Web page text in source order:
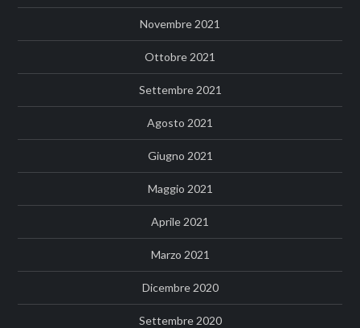
Novembre 2021
Ottobre 2021
Settembre 2021
Agosto 2021
Giugno 2021
Maggio 2021
Aprile 2021
Marzo 2021
Dicembre 2020
Settembre 2020